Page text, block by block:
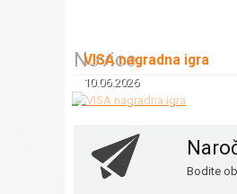
Novice
VISA nagradna igra
10.06.2026
Bodite